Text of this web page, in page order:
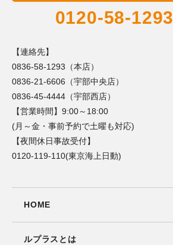
0120-58-1293
【連絡先】
0836-58-1293（本店）
0836-21-6606（宇部中央店）
0836-45-4444（宇部西店）
【営業時間】9:00～18:00
(月～金・事前予約で土曜も対応)
【夜間休日事故受付】
0120-119-110(東京海上日動)
HOME
ルプラスとは